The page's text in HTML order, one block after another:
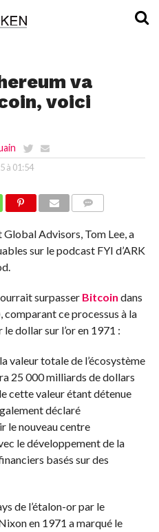
va
voici
à 01:54
Advisors, Tom Lee, a
sur le podcast FYI d’ARK
surpasser Bitcoin dans
ce processus à la
dollar sur l’or en 1971 :
valeur totale de l’écosystème
25 000 milliards de dollars
cette valeur étant détenue
déclaré
le nouveau centre
le développement de la
basés sur des
de l’étalon-or par le
en 1971 a marqué le